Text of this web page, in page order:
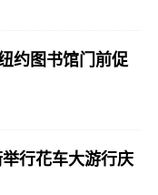
约图书馆门前促
举行花车大游行庆